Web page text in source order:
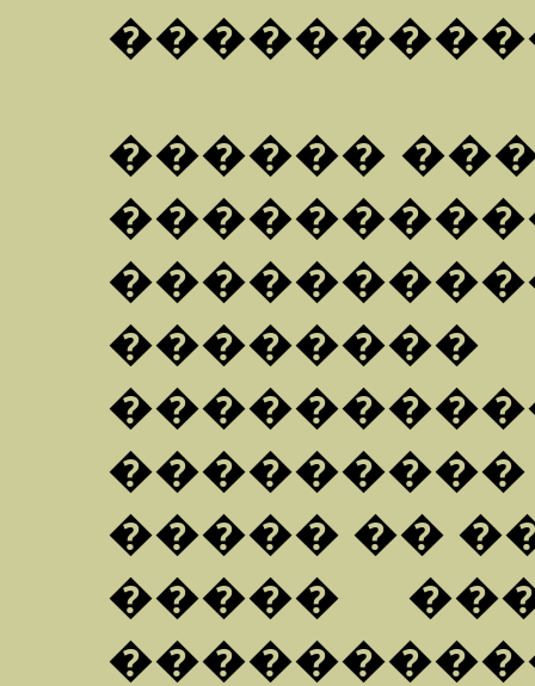
������
����� ��
�����